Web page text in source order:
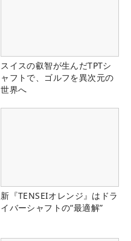
スイスの叡智が生んだTPTシ
ャフトで、ゴルフを異次元の
世界へ
新『TENSEIオレンジ』はドラ
イバーシャフトの“最適解”